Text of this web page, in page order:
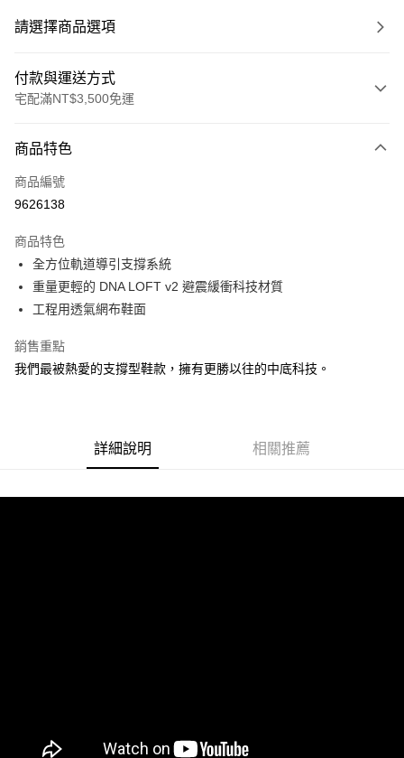
請選擇商品選項
付款與運送方式
宅配滿NT$3,500免運
信用卡一次付款
ATM付款
運送方式
宅配
每筆NT$100，滿NT$3,500(含以上)免運費
商品特色
商品編號
9626138
商品特色
全方位軌道導引支撐系統
重量更輕的 DNA LOFT v2 避震緩衝科技材質
工程用透氣網布鞋面
銷售重點
我們最被熱愛的支撐型鞋款，擁有更勝以往的中底科技。
詳細說明 相關推薦